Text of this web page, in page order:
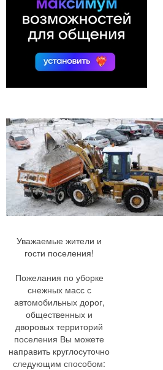
Уважаемые жители и
гости поселения!
Пожелания по уборке
снежных масс с
автомобильных дорог,
общественных и
дворовых территорий
поселения Вы можете
направить круглосуточно
следующим способом: